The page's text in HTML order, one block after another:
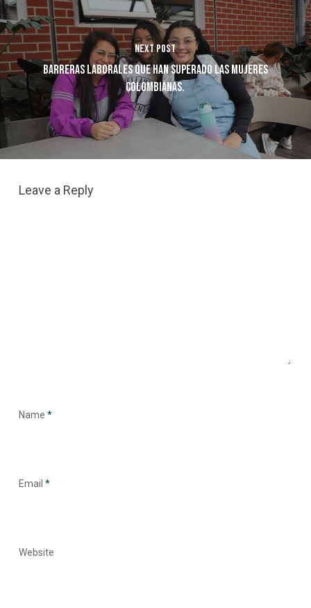
Next Post
Barreras laborales que han superado las mujeres
Colombianas.
Leave a Reply
Name *
Email *
Website